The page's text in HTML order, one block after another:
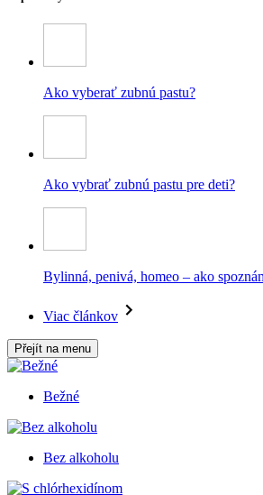
Ako vyberať zubnú pastu?
Ako vybrať zubnú pastu pre deti?
Bylinná, penivá, homeo – ako
Viac článkov
Přejít na menu
Bežné
Bez alkoholu